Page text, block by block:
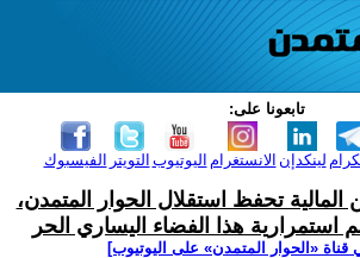
تابعونا على:
الفيسبوك التويتر اليوتيوب الانستغرام لينكدإن
المالية تحفظ استقلال الحوار المتمدن،
هذا الفضاء اليساري الحر
‫«الحوار المتمدن» على اليوتيوب]